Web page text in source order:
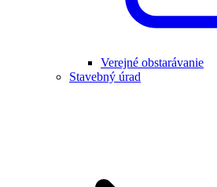
Verejné obstarávanie
Stavebný úrad